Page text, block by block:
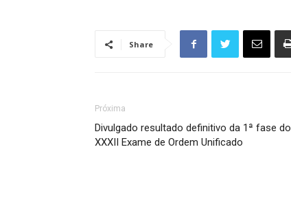
Share
Próxima
Divulgado resultado definitivo da 1ª fase do
XXXII Exame de Ordem Unificado